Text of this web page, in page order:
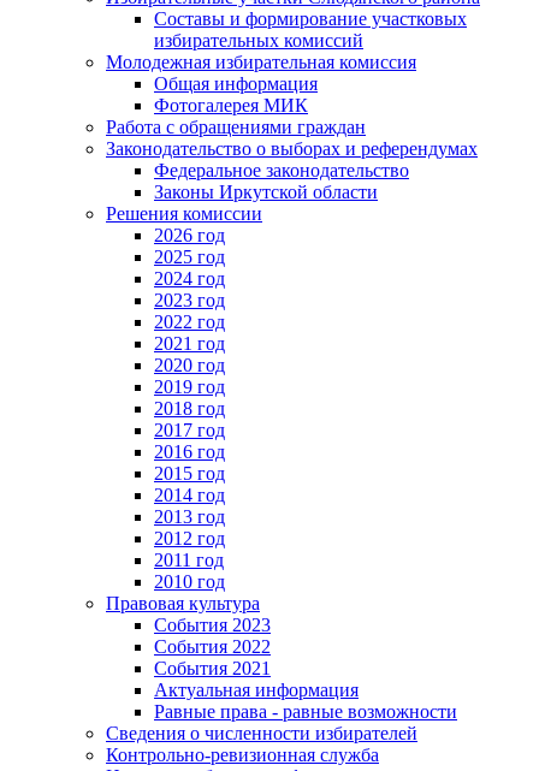
Составы и формирование участковых
избирательных комиссий
Молодежная избирательная комиссия
Общая информация
Фотогалерея МИК
Работа с обращениями граждан
Законодательство о выборах и референдумах
Федеральное законодательство
Законы Иркутской области
Решения комиссии
2026 год
2025 год
2024 год
2023 год
2022 год
2021 год
2020 год
2019 год
2018 год
2017 год
2016 год
2015 год
2014 год
2013 год
2012 год
2011 год
2010 год
Правовая культура
События 2023
События 2022
События 2021
Актуальная информация
Равные права - равные возможности
Сведения о численности избирателей
Контрольно-ревизионная служба